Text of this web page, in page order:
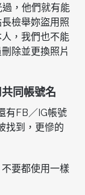
，他們就有能
檢舉妳盜用照
，我們也不能
除並更換照片
同帳號名
有FB／IG帳號
找到，更慘的
要都使用一樣